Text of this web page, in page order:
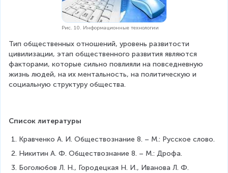
Рис. 10. Информационные технологии
Тип общественных отношений, уровень развитости
цивилизации, этап общественного развития являются
факторами, которые сильно повлияли на повседневную
жизнь людей, на их ментальность, на политическую и
социальную структуру общества.
Список литературы
Кравченко А. И. Обществознание 8. – М.: Русское слово.
Никитин А. Ф. Обществознание 8. – М.: Дрофа.
Боголюбов Л. Н., Городецкая Н. И., Иванова Л. Ф.